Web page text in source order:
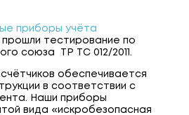
ДАННЫХ
приборы учёта
тестирование по
союза ТР ТС 012/2011.
обеспечивается
в соответствии с
Наши приборы
вида «искробезопасная